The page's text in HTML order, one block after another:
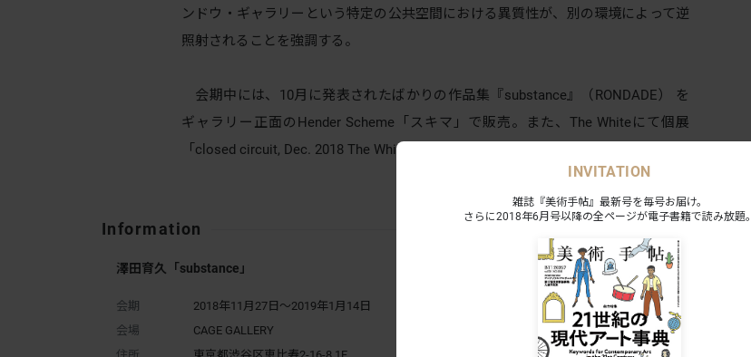
ンドウ・ギャラリーという特定の公共空間における異質性が、別の環境によって逆
照射されることを強調する。
会期中には、10月に発表されたばかりの作品集『substance』（RONDADE） を
ギャラリー正面のHender Scheme「スキマ」で販売。また、The Whiteにて個展
「closed circuit, Dec. 2018 The White」が同時開催される。
Information
澤田育久「substance」
会期
2018年11月27日～2019年1月14日
会場
CAGE GALLERY
INVITATION
雑誌『美術手帖』最新号を毎号お届け。
さらに2018年6月号以降の全ページが電子書籍で読み放題。